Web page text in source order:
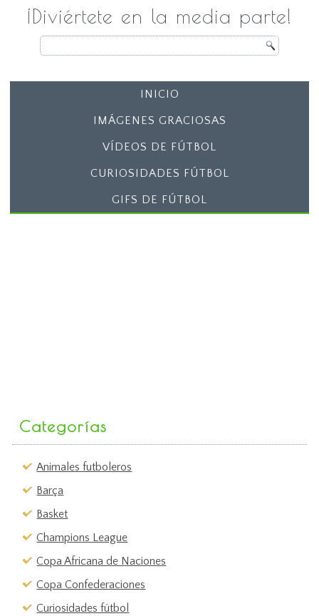
¡Diviértete en la media parte!
INICIO
IMÁGENES GRACIOSAS
VÍDEOS DE FÚTBOL
CURIOSIDADES FÚTBOL
GIFS DE FÚTBOL
Categorías
Animales futboleros
Barça
Basket
Champions League
Copa Africana de Naciones
Copa Confederaciones
Curiosidades fútbol